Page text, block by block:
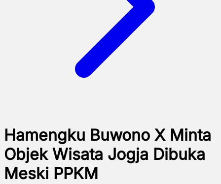
Hamengku Buwono X Minta
Objek Wisata Jogja Dibuka
Meski PPKM